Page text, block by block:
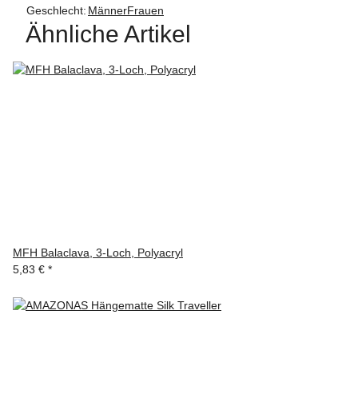
Geschlecht: MännerFrauen
Ähnliche Artikel
MFH Balaclava, 3-Loch, Polyacryl
5,83 € *